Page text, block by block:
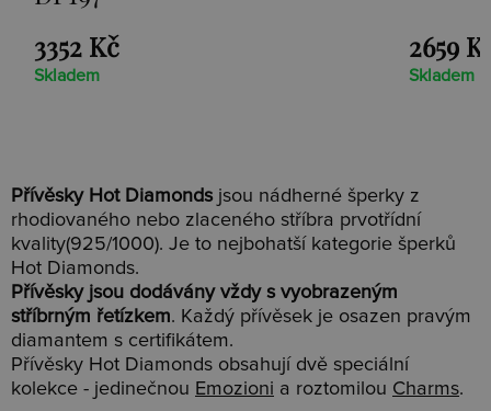
Přívěsky Hot Diamonds jsou nádherné šperky z
rhodiovaného nebo zlaceného stříbra prvotřídní
kvality(925/1000). Je to nejbohatší kategorie šperků
Hot Diamonds.
Přívěsky jsou dodávány vždy s vyobrazeným
stříbrným řetízkem. Každý přívěsek je osazen pravým
diamantem s certifikátem.
Přívěsky Hot Diamonds obsahují dvě speciální
kolekce - jedinečnou Emozioni a roztomilou Charms.